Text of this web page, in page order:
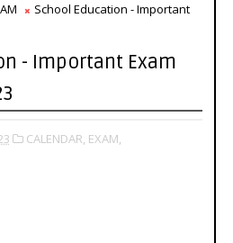
School Education - Important
- Important Exam
CALENDAR, EXAM,